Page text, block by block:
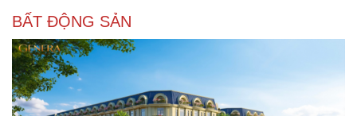
BẤT ĐỘNG SẢN